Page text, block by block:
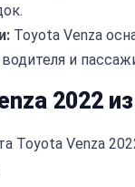
Toyota Venza
и
2022
Venza